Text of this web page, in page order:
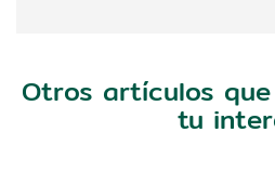
Otros artículos
tu